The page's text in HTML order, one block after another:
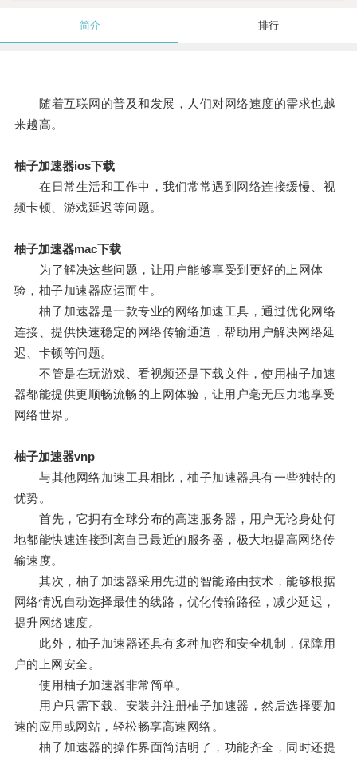
简介 排行
随着互联网的普及和发展，人们对网络速度的需求也越
来越高。
柚子加速器ios下载
在日常生活和工作中，我们常常遇到网络连接缓慢、视
频卡顿、游戏延迟等问题。
柚子加速器mac下载
为了解决这些问题，让用户能够享受到更好的上网体
验，柚子加速器应运而生。
柚子加速器是一款专业的网络加速工具，通过优化网络
连接、提供快速稳定的网络传输通道，帮助用户解决网络延
迟、卡顿等问题。
不管是在玩游戏、看视频还是下载文件，使用柚子加速
器都能提供更顺畅流畅的上网体验，让用户毫无压力地享受
网络世界。
柚子加速器vnp
与其他网络加速工具相比，柚子加速器具有一些独特的
优势。
首先，它拥有全球分布的高速服务器，用户无论身处何
地都能快速连接到离自己最近的服务器，极大地提高网络传
输速度。
其次，柚子加速器采用先进的智能路由技术，能够根据
网络情况自动选择最佳的线路，优化传输路径，减少延迟，
提升网络速度。
此外，柚子加速器还具有多种加密和安全机制，保障用
户的上网安全。
使用柚子加速器非常简单。
用户只需下载、安装并注册柚子加速器，然后选择要加
速的应用或网站，轻松畅享高速网络。
柚子加速器的操作界面简洁明了，功能齐全，同时还提